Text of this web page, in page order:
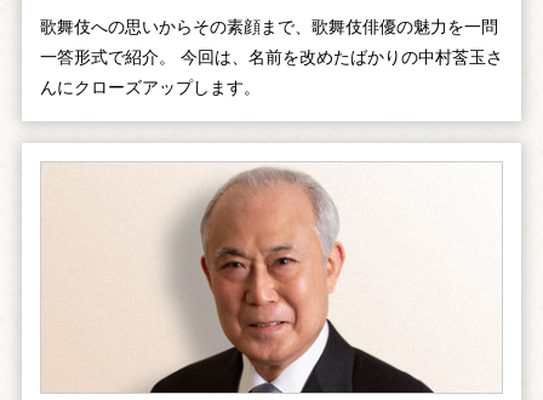
歌舞伎への思いからその素顔まで、歌舞伎俳優の魅力を一問
一答形式で紹介。 今回は、名前を改めたばかりの中村莟玉さ
んにクローズアップします。